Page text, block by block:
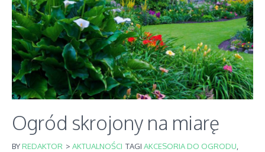
Ogród skrojony na miarę
BYREDAKTOR > AKTUALNOŚCI TAGI AKCESORIA DO OGRODU,